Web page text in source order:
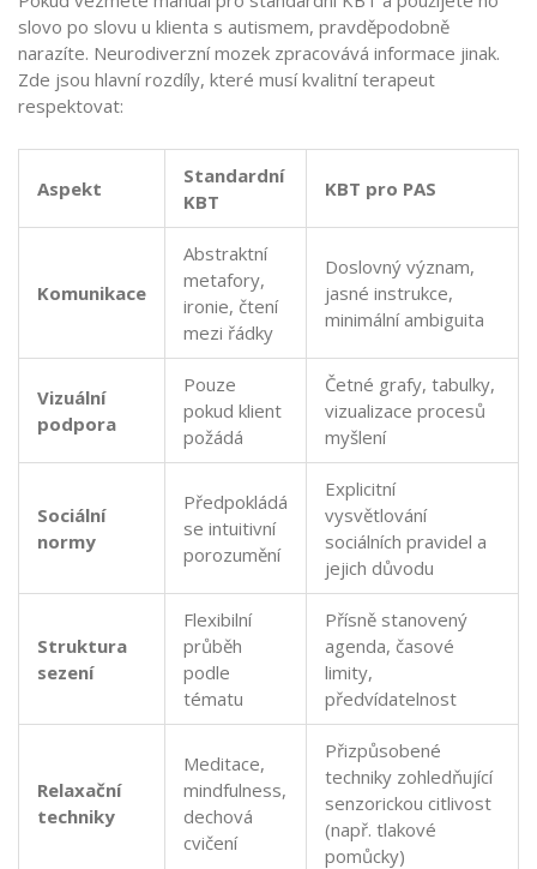
slovo po slovu u klienta s autismem, pravděpodobně
narazíte. Neurodiverzní mozek zpracovává informace jinak.
Zde jsou hlavní rozdíly, které musí kvalitní terapeut
respektovat:
Aspekt
Standardní
KBT
KBT pro PAS
Komunikace
Abstraktní
metafory,
ironie, čtení
mezi řádky
Doslovný význam,
jasné instrukce,
minimální ambiguita
Vizuální
podpora
Pouze
pokud klient
požádá
Četné grafy, tabulky,
vizualizace procesů
myšlení
Sociální
normy
Předpokládá
se intuitivní
porozumění
Explicitní
vysvětlování
sociálních pravidel a
jejich důvodu
Struktura
sezení
Flexibilní
průběh
podle
tématu
Přísně stanovený
agenda, časové
limity,
předvídatelnost
Relaxační
techniky
Meditace,
mindfulness,
dechová
cvičení
Přizpůsobené
techniky zohledňující
senzorickou citlivost
(např. tlakové
pomůcky)